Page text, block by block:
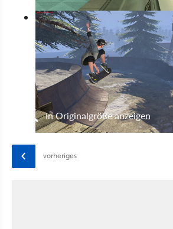
In Originalgröße anzeigen
vorheriges